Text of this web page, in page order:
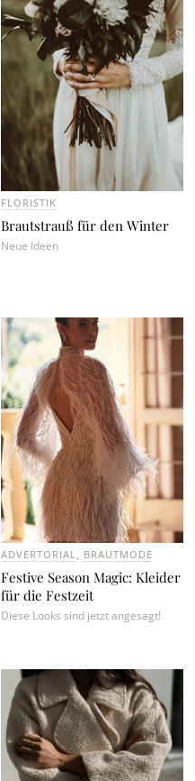
FLORISTIK
Brautstrauß für den Winter
Neue Ideen
ADVERTORIAL BRAUTMODE
Festive Season Magic: Kleider
für die Festzeit
Diese Looks sind jetzt angesagt!